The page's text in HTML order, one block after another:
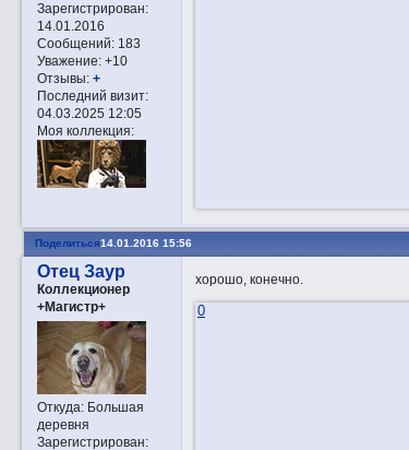
Зарегистрирован:
14.01.2016
Сообщений:183
Уважение: +10
Отзывы: +
Последний визит:
04.03.2025 12:05
Моя коллекция:
Поделиться14.01.2016 15:56
Отец Заур
Коллекционер
+Магистр+
Откуда:Большая
деревня
Зарегистрирован:
хорошо, конечно.
0